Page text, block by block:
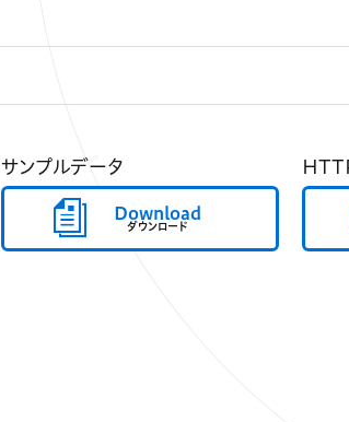
サンプルデータ
Download
ダウンロード